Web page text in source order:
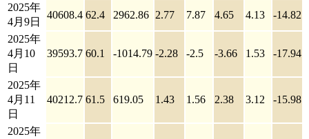
2025年
4月9日
40608.4 62.4 2962.86 2.77 7.87 4.65 4.13 -14.82
2025年
4月10
日
39593.7 60.1 -1014.79 -2.28 -2.5 -3.66 1.53 -17.94
2025年
4月11
日
40212.7 61.5 619.05 1.43 1.56 2.38 3.12 -15.98
2025年